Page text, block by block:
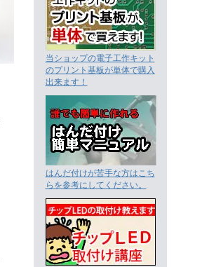
当ショップの電子工作キット
のプリント基板が単体で購入
出来ます！
はんだ付けが苦手な方はこち
らを参考にしてください。